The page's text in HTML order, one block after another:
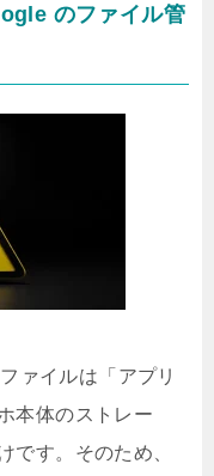
のファイル管
ァイルは「アプリ
本体のストレー
です。そのため、